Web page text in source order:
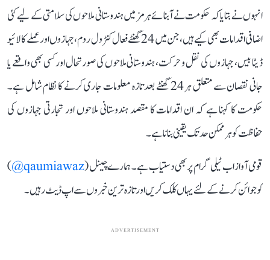
انہوں نے بتایا کہ حکومت نے آبنائے ہرمز میں ہندوستانی ملاحوں کی سلامتی کے لیے کئی
اضافی اقدامات بھی کیے ہیں، جن میں 24 گھنٹے فعال کنٹرول روم، جہازوں اور عملے کا لائیو
ڈیٹا بیس، جہازوں کی نقل و حرکت، ہندوستانی ملاحوں کی صورتحال اور کسی بھی واقعے یا
جانی نقصان سے متعلق ہر 24 گھنٹے بعد تازہ معلومات جاری کرنے کا نظام شامل ہے۔
حکومت کا کہنا ہے کہ ان اقدامات کا مقصد ہندوستانی ملاحوں اور تجارتی جہازوں کی
حفاظت کو ہر ممکن حد تک یقینی بنانا ہے۔
قومی آواز اب ٹیلی گرام پر بھی دستیاب ہے۔ ہمارے چینل (qaumiawaz@
)
کو جوائن کرنے کے لئے یہاں کلک کریں اور تازہ ترین خبروں سے اپ ڈیٹ رہیں۔
ADVERTISEMENT